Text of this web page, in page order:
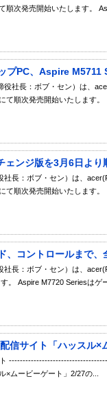
順次発売開始いたします。
プPC、Aspire M5711
社長：ボブ・セン）は、
て順次発売開始いたします。
ンジ版を3月6日より
長：ボブ・セン）は、
て順次発売開始いたします。
、コントロールまで、
長：ボブ・セン）は、
。 Aspire M7720 Seriesはゲ
信サイト「ハッスル×
ト
ムービーゲート」2/27の...